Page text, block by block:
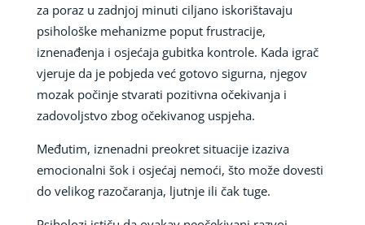
za poraz u zadnjoj minuti ciljano iskorištavaju
psihološke mehanizme poput frustracije,
iznenađenja i osjećaja gubitka kontrole. Kada igrač
vjeruje da je pobjeda već gotovo sigurna, njegov
mozak počinje stvarati pozitivna očekivanja i
zadovoljstvo zbog očekivanog uspjeha.
Međutim, iznenadni preokret situacije izaziva
emocionalni šok i osjećaj nemoći, što može dovesti
do velikog razočaranja, ljutnje ili čak tuge.